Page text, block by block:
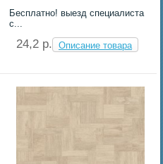
Бесплатно! выезд специалиста
с...
24,2 p. Описание товара